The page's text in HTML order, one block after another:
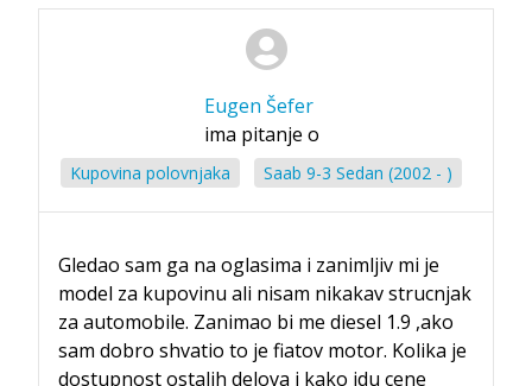
Eugen Šefer
ima pitanje o
Kupovina polovnjaka Saab 9-3 Sedan (2002 - )
Gledao sam ga na oglasima i zanimljiv mi je
model za kupovinu ali nisam nikakav strucnjak
za automobile. Zanimao bi me diesel 1.9 ,ako
sam dobro shvatio to je fiatov motor. Kolika je
dostupnost ostalih delova i kako idu cene